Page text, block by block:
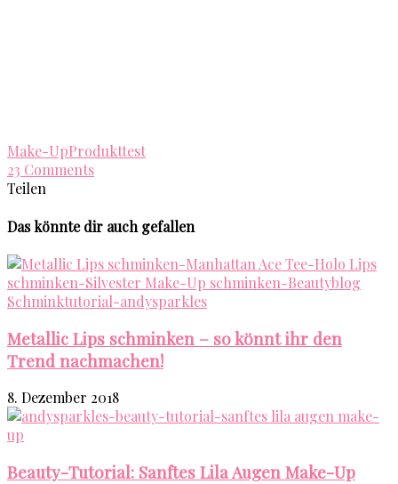
Make-UpProdukttest
23 Comments
Teilen
Das könnte dir auch gefallen
Metallic Lips schminken – so könnt ihr den
Trend nachmachen!
8. Dezember 2018
Beauty-Tutorial: Sanftes Lila Augen Make-Up